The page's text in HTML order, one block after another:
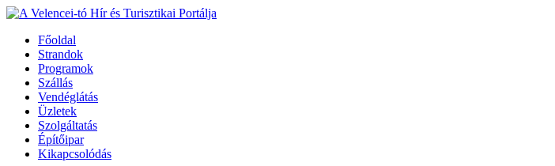
Főoldal
Strandok
Programok
Szállás
Vendéglátás
Üzletek
Szolgáltatás
Építőipar
Kikapcsolódás